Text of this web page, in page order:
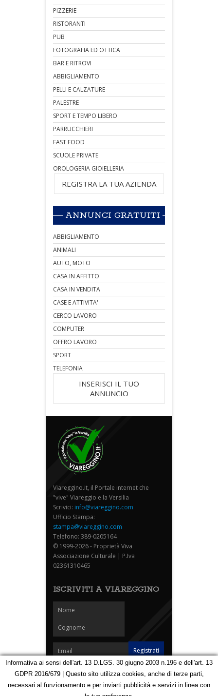
PIZZERIE
RISTORANTI
PUB
FOTOGRAFIA ED OTTICA
BAR E RITROVI
ABBIGLIAMENTO
PELLI E CALZATURE
PALESTRE
SPORT E TEMPO LIBERO
PARRUCCHIERI
FAST FOOD
SCUOLE PRIVATE
OROLOGERIA GIOIELLERIA
REGISTRA LA TUA AZIENDA
ANNUNCI GRATUITI
ABBIGLIAMENTO
ANIMALI
AUTO, MOTO
CASA IN AFFITTO
CASA IN VENDITA
CASE E ATTIVITA'
CERCO LAVORO
COMPUTER
OFFRO LAVORO
SPORT
TELEFONIA
INSERISCI IL TUO
ANNUNCIO
Viareggino.it, il Portale internet che
"vive" Viareggio e la Versilia
Scrivici: info@viareggino.com
Ufficio Stampa:
stampa@viareggino.com
Telefono: 389-0205164
© 1999-2026 - Proprietà Viva
Associazione Culturale | P.Iva
02361310465
ISCRIVITI A VIAREGGINO
Homepage Notizie Speciali Eventi Foto Carnevale
Partners Contatti
Informativa ai sensi dell'art. 13 D.LGS. 30 giugno 2003 n.196 e dell'art. 13
GDPR 2016/679 | Questo sito utilizza cookies, anche di terze parti,
necessari al funzionamento e per inviarti pubblicità e servizi in linea con